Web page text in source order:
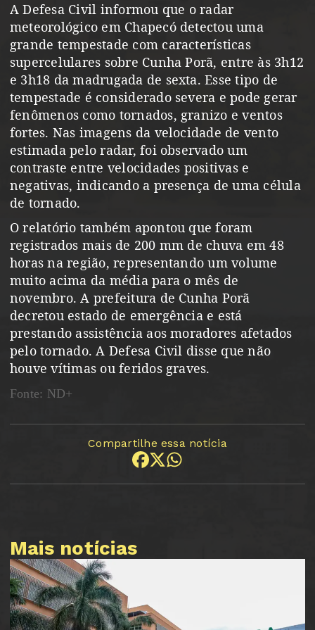
A Defesa Civil informou que o radar
meteorológico em Chapecó detectou uma
grande tempestade com características
supercelulares sobre Cunha Porã, entre às 3h12
e 3h18 da madrugada de sexta. Esse tipo de
tempestade é considerado severa e pode gerar
fenômenos como tornados, granizo e ventos
fortes. Nas imagens da velocidade de vento
estimada pelo radar, foi observado um
contraste entre velocidades positivas e
negativas, indicando a presença de uma célula
de tornado.
O relatório também apontou que foram
registrados mais de 200 mm de chuva em 48
horas na região, representando um volume
muito acima da média para o mês de
novembro. A prefeitura de Cunha Porã
decretou estado de emergência e está
prestando assistência aos moradores afetados
pelo tornado. A Defesa Civil disse que não
houve vítimas ou feridos graves.
Fonte: ND+
Compartilhe essa notícia
Mais notícias